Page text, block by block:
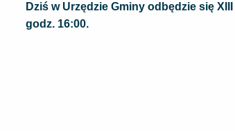
Dziś w Urzędzie Gminy odbędzie się
godz. 16:00.